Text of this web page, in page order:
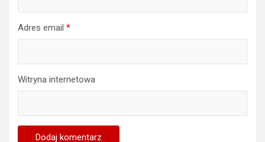
Adres email *
Witryna internetowa